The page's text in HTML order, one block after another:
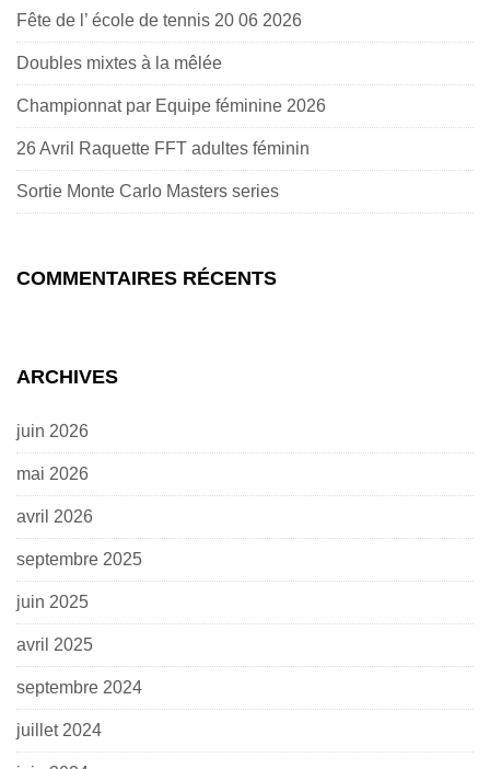
Fête de l’ école de tennis 20 06 2026
Doubles mixtes à la mêlée
Championnat par Equipe féminine 2026
26 Avril Raquette FFT adultes féminin
Sortie Monte Carlo Masters series
COMMENTAIRES RÉCENTS
ARCHIVES
juin 2026
mai 2026
avril 2026
septembre 2025
juin 2025
avril 2025
septembre 2024
juillet 2024